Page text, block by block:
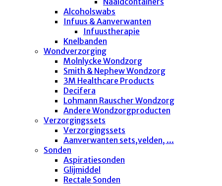
Alcoholswabs
Infuus & Aanverwanten
Infuustherapie
Knelbanden
Wondverzorging
Molnlycke Wondzorg
Smith & Nephew Wondzorg
3M Healthcare Products
Decifera
Lohmann Rauscher Wondzorg
Andere Wondzorgproducten
Verzorgingssets
Verzorgingssets
Aanverwanten sets,velden, ...
Sonden
Aspiratiesonden
Glijmiddel
Rectale Sonden